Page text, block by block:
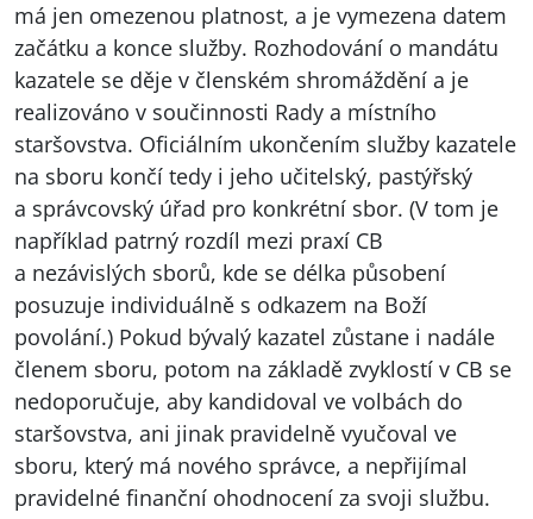
má jen omezenou platnost, a je vymezena datem
začátku a konce služby. Rozhodování o mandátu
kazatele se děje v členském shromáždění a je
realizováno v součinnosti Rady a místního
staršovstva. Oficiálním ukončením služby kazatele
na sboru končí tedy i jeho učitelský, pastýřský
a správcovský úřad pro konkrétní sbor. (V tom je
například patrný rozdíl mezi praxí CB
a nezávislých sborů, kde se délka působení
posuzuje individuálně s odkazem na Boží
povolání.) Pokud bývalý kazatel zůstane i nadále
členem sboru, potom na základě zvyklostí v CB se
nedoporučuje, aby kandidoval ve volbách do
staršovstva, ani jinak pravidelně vyučoval ve
sboru, který má nového správce, a nepřijímal
pravidelné finanční ohodnocení za svoji službu.